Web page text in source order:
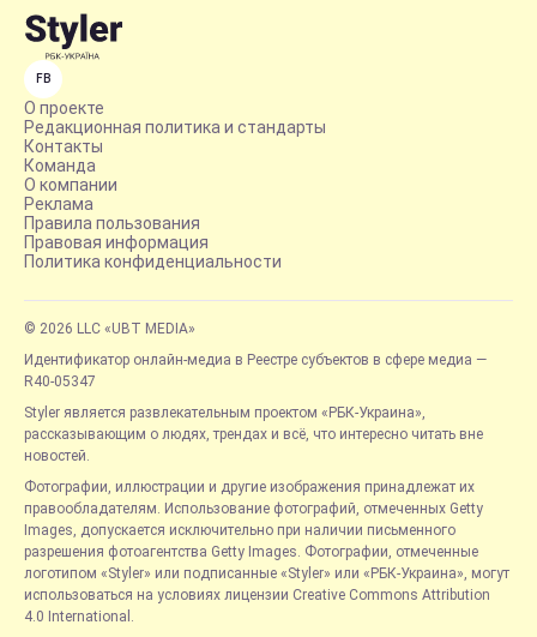
FB
О проекте
Редакционная политика и стандарты
Контакты
Команда
О компании
Реклама
Правила пользования
Правовая информация
Политика конфиденциальности
© 2026 LLC «UBT MEDIA»
Идентификатор онлайн-медиа в Реестре субъектов в сфере медиа —
R40-05347
Styler является развлекательным проектом «РБК-Украина»,
рассказывающим о людях, трендах и всё, что интересно читать вне
новостей.
Фотографии, иллюстрации и другие изображения принадлежат их
правообладателям. Использование фотографий, отмеченных Getty
Images, допускается исключительно при наличии письменного
разрешения фотоагентства Getty Images. Фотографии, отмеченные
логотипом «Styler» или подписанные «Styler» или «РБК-Украина», могут
использоваться на условиях лицензии Creative Commons Attribution
4.0 International.